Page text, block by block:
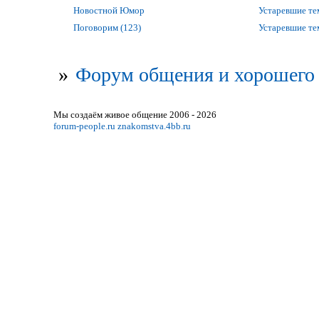
Новостной Юмор
Устаревшие
Поговорим (123)
Устаревшие
» Форум общения и хорошего
Мы создаём живое общение 2006 - 2026
forum-people.ru znakomstva.4bb.ru